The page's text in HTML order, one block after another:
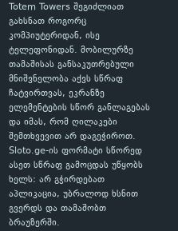
Totem Towers შეგიძლიათ
გახსნათ როგორც
კომპიუტერიდან, ისე
ტელეფონიდან. მობილურზე
თამაშისას განსაკუთრებული
მნიშვნელობა აქვს სწრაფ
ჩატვირთვას, ეკრანზე
ელემენტების სწორ განლაგებას
და იმას, რომ ღილაკები
შემთხვევით არ დაგეჭიროთ.
Sloto.ge-ის ფორმატი სწორედ
ასეთ სწრაფ გამოცდას უწყობს
ხელს: არ გჭირდებათ
აპლიკაცია, უბრალოდ ხსნით
გვერდს და თამაშობთ
ბრაუზერში.